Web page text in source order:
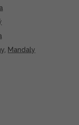
Mandaly